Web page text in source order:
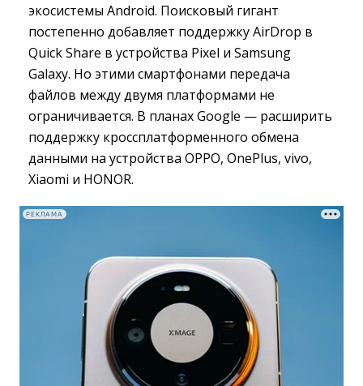
экосистемы Android. Поисковый гигант
постепенно добавляет поддержку AirDrop в
Quick Share в устройства Pixel и Samsung
Galaxy. Но этими смартфонами передача
файлов между двумя платформами не
ограничивается. В планах Google — расширить
поддержку кроссплатформенного обмена
данными на устройства OPPO, OnePlus, vivo,
Xiaomi и HONOR.
РЕКЛАМА